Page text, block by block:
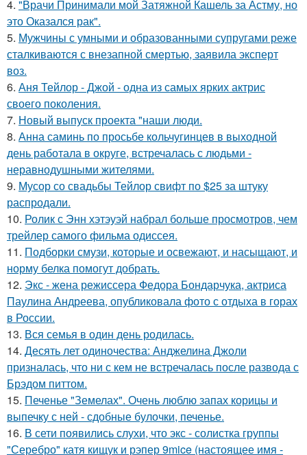
4. "Врачи Принимали мой Затяжной Кашель за Астму, но
это Оказался рак".
5. Мужчины с умными и образованными супругами реже
сталкиваются с внезапной смертью, заявила эксперт
воз.
6. Аня Тейлор - Джой - одна из самых ярких актрис
своего поколения.
7. Новый выпуск проекта "наши люди.
8. Анна саминь по просьбе кольчугинцев в выходной
день работала в округе, встречалась с людьми -
неравнодушными жителями.
9. Мусор со свадьбы Тейлор свифт по $25 за штуку
распродали.
10. Ролик с Энн хэтэуэй набрал больше просмотров, чем
трейлер самого фильма одиссея.
11. Подборки смузи, которые и освежают, и насыщают, и
норму белка помогут добрать.
12. Экс - жена режиссера Федора Бондарчука, актриса
Паулина Андреева, опубликовала фото с отдыха в горах
в России.
13. Вся семья в один день родилась.
14. Десять лет одиночества: Анджелина Джоли
призналась, что ни с кем не встречалась после развода с
Брэдом питтом.
15. Печенье "Земелах". Очень люблю запах корицы и
выпечку с ней - сдобные булочки, печенье.
16. В сети появились слухи, что экс - солистка группы
"Серебро" катя кищук и рэпер 9mice (настоящее имя -